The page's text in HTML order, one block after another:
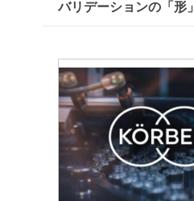
バリデーションの「形」